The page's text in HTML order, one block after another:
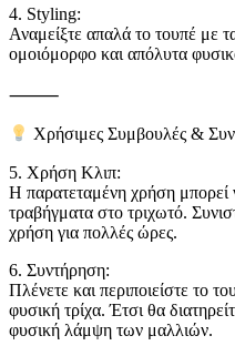
4. Styling:
Αναμείξτε απαλά το τουπέ με
ομοιόμορφο και απόλυτα
⸻
Χρήσιμες Συμβουλές &
5. Χρήση Κλιπ:
Η παρατεταμένη χρήση μπορεί
τραβήγματα στο τριχωτό.
χρήση για πολλές ώρες.
6. Συντήρηση:
Πλένετε και περιποιείστε το
φυσική τρίχα. Έτσι θα
φυσική λάμψη των μαλλιών.